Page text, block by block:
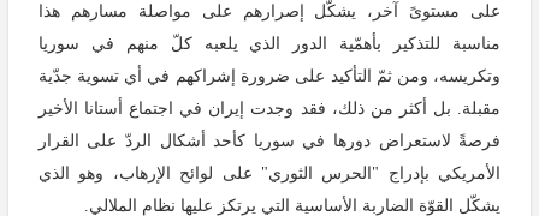
على مستوىً آخر، يشكّل إصرارهم على مواصلة مسارهم هذا
مناسبة للتذكير بأهمّية الدور الذي يلعبه كلّ منهم في سوريا
وتكريسه، ومن ثمّ التأكيد على ضرورة إشراكهم في أي تسوية جدّية
مقبلة. بل أكثر من ذلك، فقد وجدت إيران في اجتماع أستانا الأخير
فرصةً لاستعراض دورها في سوريا كأحد أشكال الردّ على القرار
الأمريكي بإدراج "الحرس الثوري" على لوائح الإرهاب، وهو الذي
يشكّل القوّة الضاربة الأساسية التي يرتكز عليها نظام الملالي.